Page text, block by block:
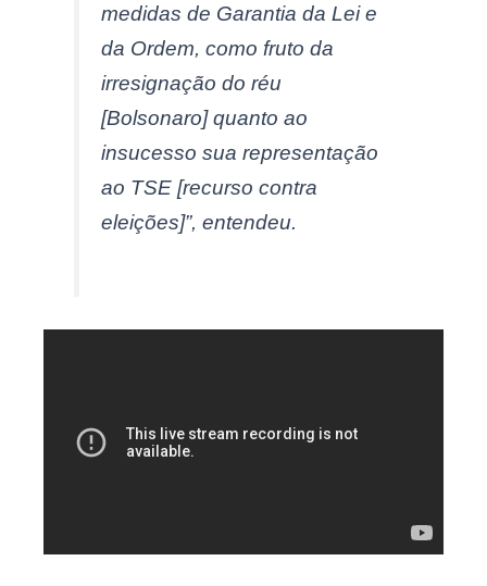
medidas de Garantia da Lei e
da Ordem, como fruto da
irresignação do réu
[Bolsonaro] quanto ao
insucesso sua representação
ao TSE [recurso contra
eleições]”, entendeu.